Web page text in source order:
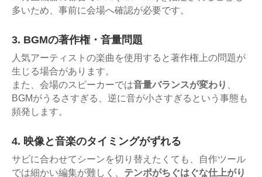
多いため、事前に会場へ確認が必要です。
3. BGMの著作権・音量問題
人気アーティストの楽曲を使用すると著作権上の問題が
生じる場合があります。
また、会場のスピーカーでは音量バランスが変わり
BGMがうるさすぎる、逆に音が小さすぎるという事態も
頻発します。
4. 映像と音楽のタイミングがずれる
サビに合わせてシーンを切り替えたくても、自作ツール
では細かい編集が難しく、 テンポがちぐはぐな仕上がり